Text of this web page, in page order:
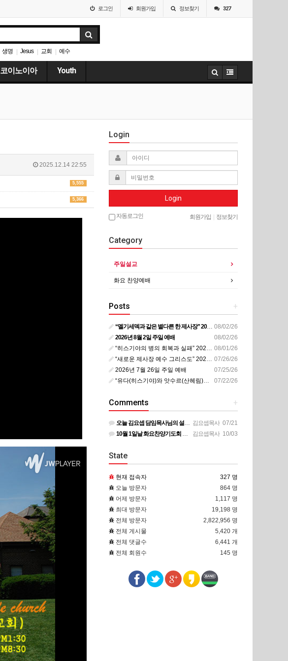
로그인 회원가입 정보찾기 327
생명 | Jesus | 교회 | 예수
코이노이아 Youth
2025.12.14 22:55
5,555
5,366
Login
Login
자동로그인 회원가입 정보찾기
Category
주일설교
화요 찬양예배
+
Posts
08/02/26
“멜기세덱과 같은 별다른 한 제사장” 20260802
08/02/26
2026년 8월 2일 주일 예배
08/01/26
“히스기야의 병의 회복과 실패” 20260728
07/26/26
“새로운 제사장 예수 그리스도” 20260726
07/25/26
2026년 7월 26일 주일 예배
07/22/26
“유다(히스기야)와 앗수르(산헤림)의 전쟁(2)” 20260721
+
Comments
김요셉목사 07/21
오늘 김요셉 담임목사님의 설교 동영상이 비디오 장비 문제로 영상을 올려 드리지 못해 죄송합니다 오늘 주일 설…
김요셉목사 10/03
10월 1일날 화요찬양기도회 설교 영상은 상태가 안좋아서 오디오만 올려 드립니다
State
현재 접속자
327 명
오늘 방문자
864 명
어제 방문자
1,117 명
최대 방문자
19,198 명
전체 방문자
2,822,956 명
전체 게시물
5,420 개
전체 댓글수
6,441 개
전체 회원수
145 명